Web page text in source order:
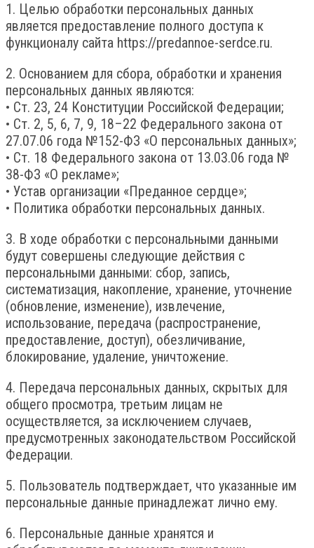
1. Целью обработки персональных данных
является предоставление полного доступа к
функционалу сайта https://predannoe-serdce.ru.
2. Основанием для сбора, обработки и хранения
персональных данных являются:
• Ст. 23, 24 Конституции Российской Федерации;
• Ст. 2, 5, 6, 7, 9, 18–22 Федерального закона от
27.07.06 года №152-ФЗ «О персональных данных»;
• Ст. 18 Федерального закона от 13.03.06 года №
38-ФЗ «О рекламе»;
• Устав организации «Преданное сердце»;
• Политика обработки персональных данных.
3. В ходе обработки с персональными данными
будут совершены следующие действия с
персональными данными: сбор, запись,
систематизация, накопление, хранение, уточнение
(обновление, изменение), извлечение,
использование, передача (распространение,
предоставление, доступ), обезличивание,
блокирование, удаление, уничтожение.
4. Передача персональных данных, скрытых для
общего просмотра, третьим лицам не
осуществляется, за исключением случаев,
предусмотренных законодательством Российской
Федерации.
5. Пользователь подтверждает, что указанные им
персональные данные принадлежат лично ему.
6. Персональные данные хранятся и